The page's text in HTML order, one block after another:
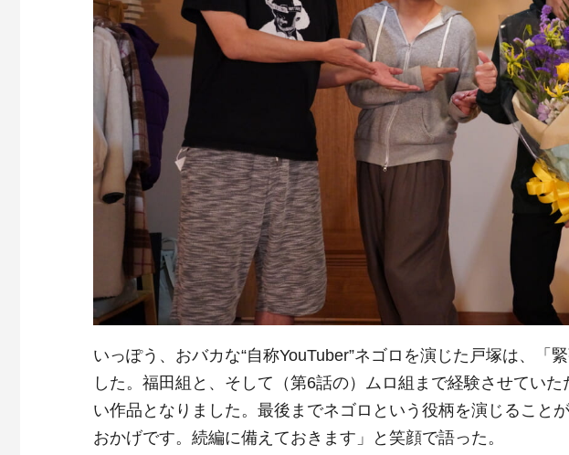
いっぽう、おバカな“自称YouTuber”ネゴロを演じた戸塚は、「
した。福田組と、そして（第6話の）ムロ組まで経験させてい
い作品となりました。最後までネゴロという役柄を演じること
おかげです。続編に備えておきます」と笑顔で語った。